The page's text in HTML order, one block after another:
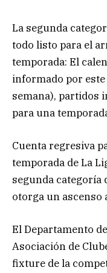
La segunda
todo listo para el
temporada: El
informado por
semana), partidos
para una
Cuenta regresiva
temporada de La
segunda categoría
otorga un ascenso
El Departamento
Asociación de
fixture de la